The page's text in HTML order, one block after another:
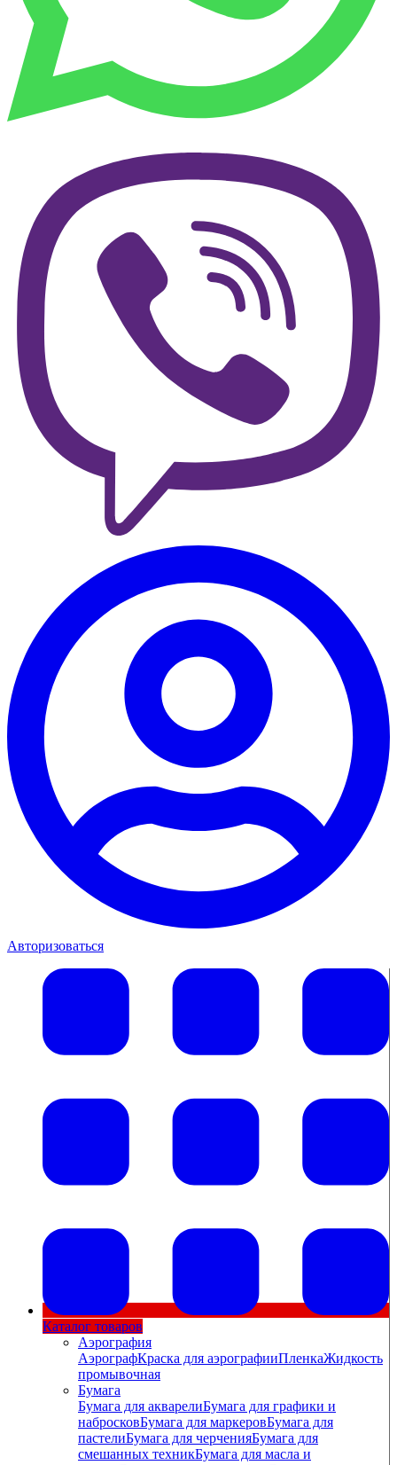
Авторизоваться
Каталог товаров
Аэрография
АэрографКраска для аэрографииПленкаЖидкость
промывочная
Бумага
Бумага для акварелиБумага для графики и
набросковБумага для маркеровБумага для
пастелиБумага для черченияБумага для
смешанных техникБумага для масла и